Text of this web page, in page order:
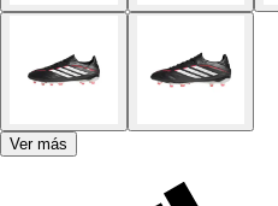
Ver más